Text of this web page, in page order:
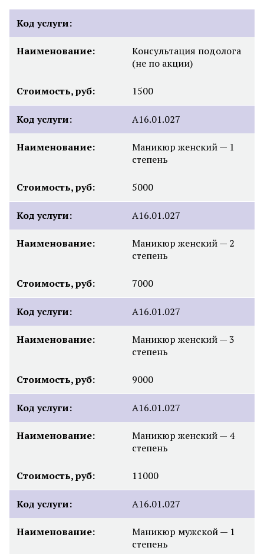
Код услуги:
Наименование:
Консультация подолога
(не по акции)
Стоимость, руб: 1500
Код услуги: А16.01.027
Наименование:
Маникюр женский — 1
степень
Стоимость, руб: 5000
Код услуги: А16.01.027
Наименование:
Маникюр женский — 2
степень
Стоимость, руб: 7000
Код услуги: А16.01.027
Наименование:
Маникюр женский — 3
степень
Стоимость, руб: 9000
Код услуги: А16.01.027
Наименование:
Маникюр женский — 4
степень
Стоимость, руб: 11000
Код услуги: А16.01.027
Наименование:
Маникюр мужской — 1
степень